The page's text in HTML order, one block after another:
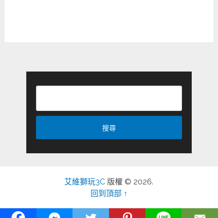
艾維獅玩3C 版權 © 2026.
回到頂部 ↑